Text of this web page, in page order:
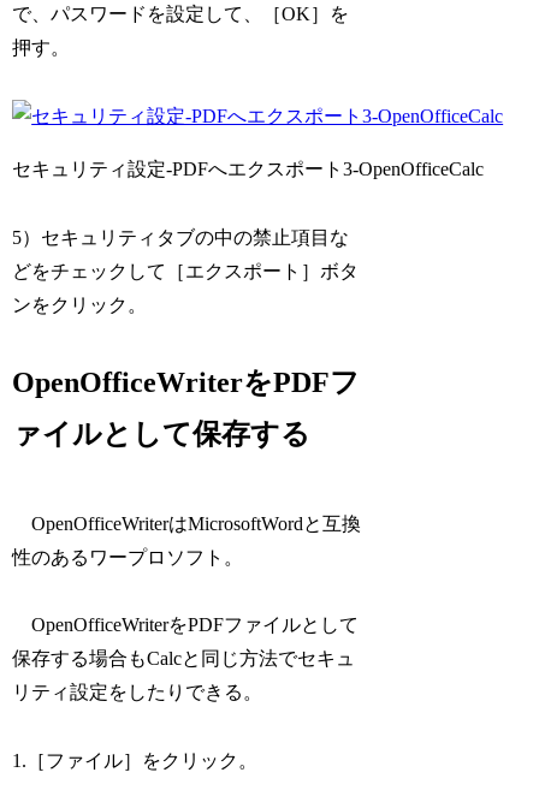
で、パスワードを設定して、［OK］を
押す。
セキュリティ設定-PDFへエクスポート3-OpenOfficeCalc
5）セキュリティタブの中の禁止項目な
どをチェックして［エクスポート］ボタ
ンをクリック。
OpenOfficeWriterをPDFフ
ァイルとして保存する
OpenOfficeWriterはMicrosoftWordと互換
性のあるワープロソフト。
OpenOfficeWriterをPDFファイルとして
保存する場合もCalcと同じ方法でセキュ
リティ設定をしたりできる。
1.［ファイル］をクリック。